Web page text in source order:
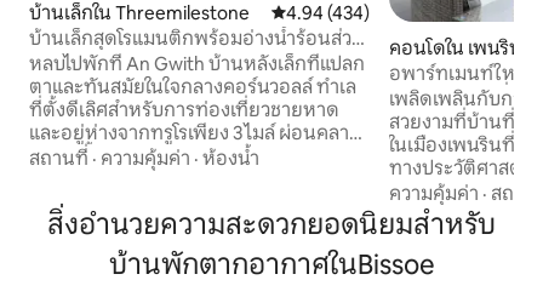
บ้านเล็กใน Threemilestone คะแนนเฉลี่ย 4.94 จาก 5, 434 รีวิว
4.94 (434)
บ้านเล็กสุดโรแมนติกพร้อมอ่างน้ำร้อนส่วน
ตัวและสวน
หลบไปพักที่ An Gwith บ้านหลังเล็กที่แปลก
ตาและทันสมัยในใจกลางคอร์นวอลล์ ทำเล
ที่ตั้งดีเลิศสำหรับการท่องเที่ยวชายหาด
และอยู่ห่างจากทรูโรเพียง 3 ไมล์ ผ่อนคลาย
ในอ่างน้ำร้อนส่วนตัวสำหรับ 2 คน หรือเปิด
ประตูพับ 2 ชั้นไปยังสวนที่เงียบสงบของคุณ
ภายในมีระบบทำความร้อนใต้พื้น ห้องครัว
เชฟที่มีอุปกรณ์ครบครัน และสมาร์ททีวี
บันไดแบบเกลียวนำไปยังห้องนอนบนชั้น
ลอยที่อบอุ่นพร้อมเตียงเมมโมรี่โฟมขนาด
สถานที่ · ความคุ้มค่า · ห้องน้ำ
คอนโดใน เพนริน
อพาร์ทเมนท์ใหม่
โนรามาพร้อมที่ชาร์
เพลิดเพลินกับการ
สวยงามที่บ้านที่เ
ในเมืองเพนรินที่มี
ทางประวัติศาสตร์
วิวพาโนรามาอันน่
สบายบนเตียงขอ
ห้องน้ำสุดหรูที่มีฝั
ที่พักแห่งนี้มีห้องครั
มีเฟอร์นิเจอร์แล
ความคุ้มค่า · สถาน
สิ่งอำนวยความสะดวกยอดนิยมสำหรับ
บ้านพักตากอากาศในBissoe